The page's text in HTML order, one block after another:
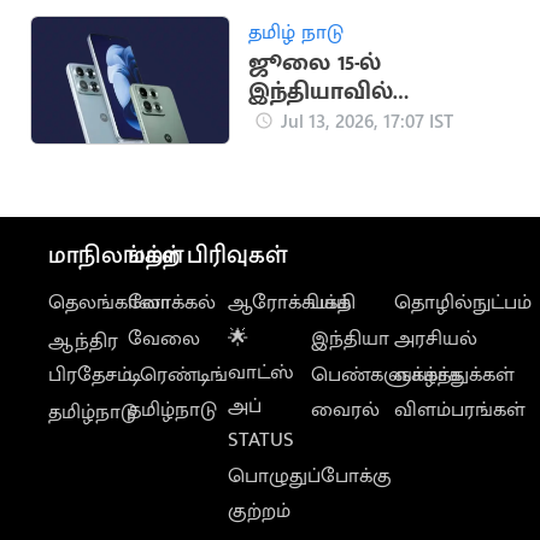
தமிழ் நாடு
ஜூலை 15-ல்
இந்தியாவில்
அறிமுகமாகும்
Jul 13, 2026, 17:07 IST
மாநிலங்கள்
தெலங்கானா
ஆந்திர
பிரதேசம்
தமிழ்நாடு
மற்ற பிரிவுகள்
லோக்கல்
வேலை
டிரெண்டிங்
தமிழ்நாடு
ஆரோக்கியம்
🌟
வாட்ஸ்
அப்
STATUS
பொழுதுப்போக்கு
குற்றம்
பக்தி
இந்தியா
பெண்களுக்காக
வைரல்
தொழில்நுட்பம்
அரசியல்
வாழ்த்துக்கள்
விளம்பரங்கள்